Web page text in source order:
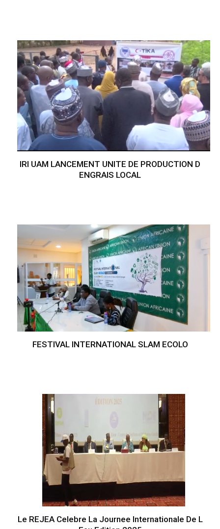
IRI UAM LANCEMENT UNITE DE PRODUCTION D
ENGRAIS LOCAL
FESTIVAL INTERNATIONAL SLAM ECOLO
Le REJEA Celebre La Journee Internationale De L